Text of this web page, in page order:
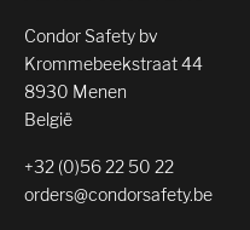
Condor Safety bv
Krommebeekstraat 44
8930 Menen
België
+32 (0)56 22 50 22
orders@condorsafety.be